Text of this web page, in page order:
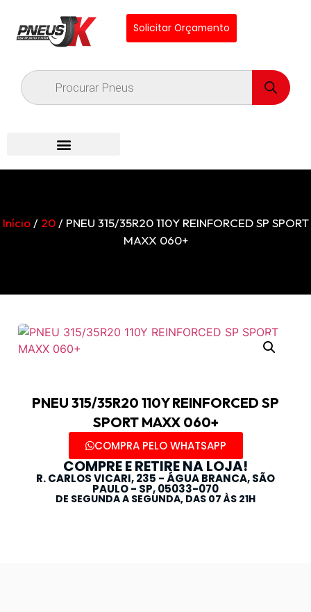
Solicitar Orçamento
Início/ 20/ PNEU 315/35R20 110Y REINFORCED SP SPORT
MAXX 060+
PNEU 315/35R20 110Y REINFORCED SP
SPORT MAXX 060+
COMPRA PELO WHATSAPP
COMPRE E RETIRE NA LOJA!
R. CARLOS VICARI, 235 - ÁGUA BRANCA, SÃO
PAULO - SP, 05033-070
DE SEGUNDA A SEGUNDA, DAS 07 ÀS 21H